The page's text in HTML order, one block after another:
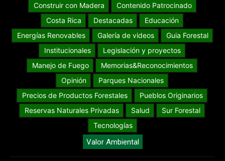
Construir con Madera
Contenido Patrocinado
Costa Rica
Destacadas
Educación
Energías Renovables
Galería de videos
Guia Forestal
Institucionales
Legislación y proyectos
Manejo de Fuego
Memorias&Reconocimientos
Opinión
Parques Nacionales
Precios de Productos Forestales
Pueblos Originarios
Reservas Naturales Privadas
Salud
Sur Forestal
Tecnologías
Valor Ambiental